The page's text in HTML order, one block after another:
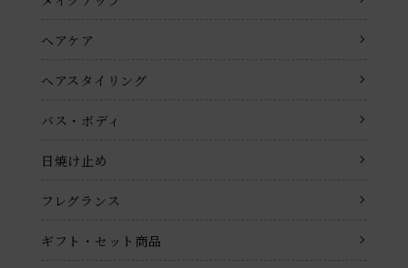
ヘアケア
ヘアスタイリング
バス・ボディ
日焼け止め
フレグランス
ギフト・セット商品